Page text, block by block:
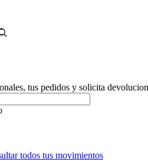
tus pedidos y solicita
todos tus movimientos